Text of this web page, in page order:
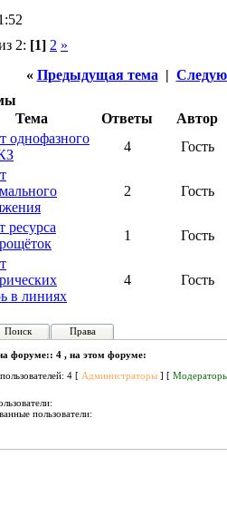
2: [1] 2 »
« Предыдущая тема |
Тема
Ответы
Автор
однофазного
4
Гость
2 Гость
ресурса
1
Гость
в линиях
4 Гость
Поиск Права
форуме:: 4 , на этом форуме:
4 [ Администраторы ] [
пользователи: